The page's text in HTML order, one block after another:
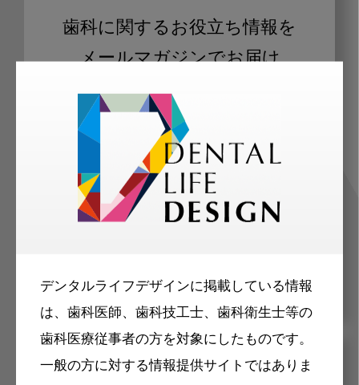
デンタルライフデザインに掲載している情報
は、歯科医師、歯科技工士、歯科衛生士等の
歯科医療従事者の方を対象にしたものです。
一般の方に対する情報提供サイトではありま
歯科に関するお役立ち情報を
メールマガジンでお届け
ご登録いただいた職種（歯科医師、歯
科衛生士、歯科技工士）に合わせた内
容のメールマガジンをお届けします。
メリット